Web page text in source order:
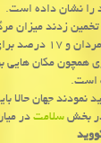
را نشان داده است.
همچون مکان هایی
است.
نمودند جهان حالا
بخشسلامتدر